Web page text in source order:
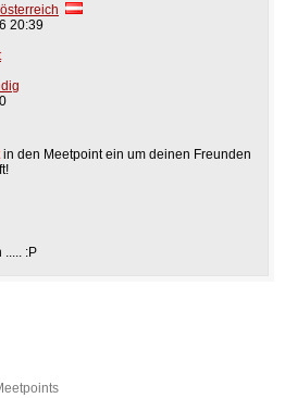
20:39
in den Meetpoint ein um deinen Freunden
..... :P